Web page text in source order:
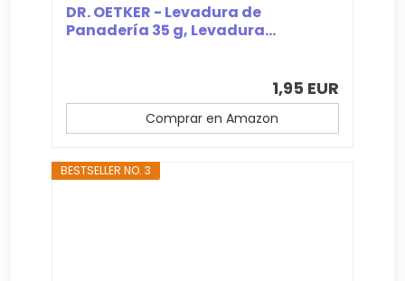
DR. OETKER - Levadura de
Panadería 35 g, Levadura...
1,95 EUR
Comprar en Amazon
BESTSELLER NO. 3